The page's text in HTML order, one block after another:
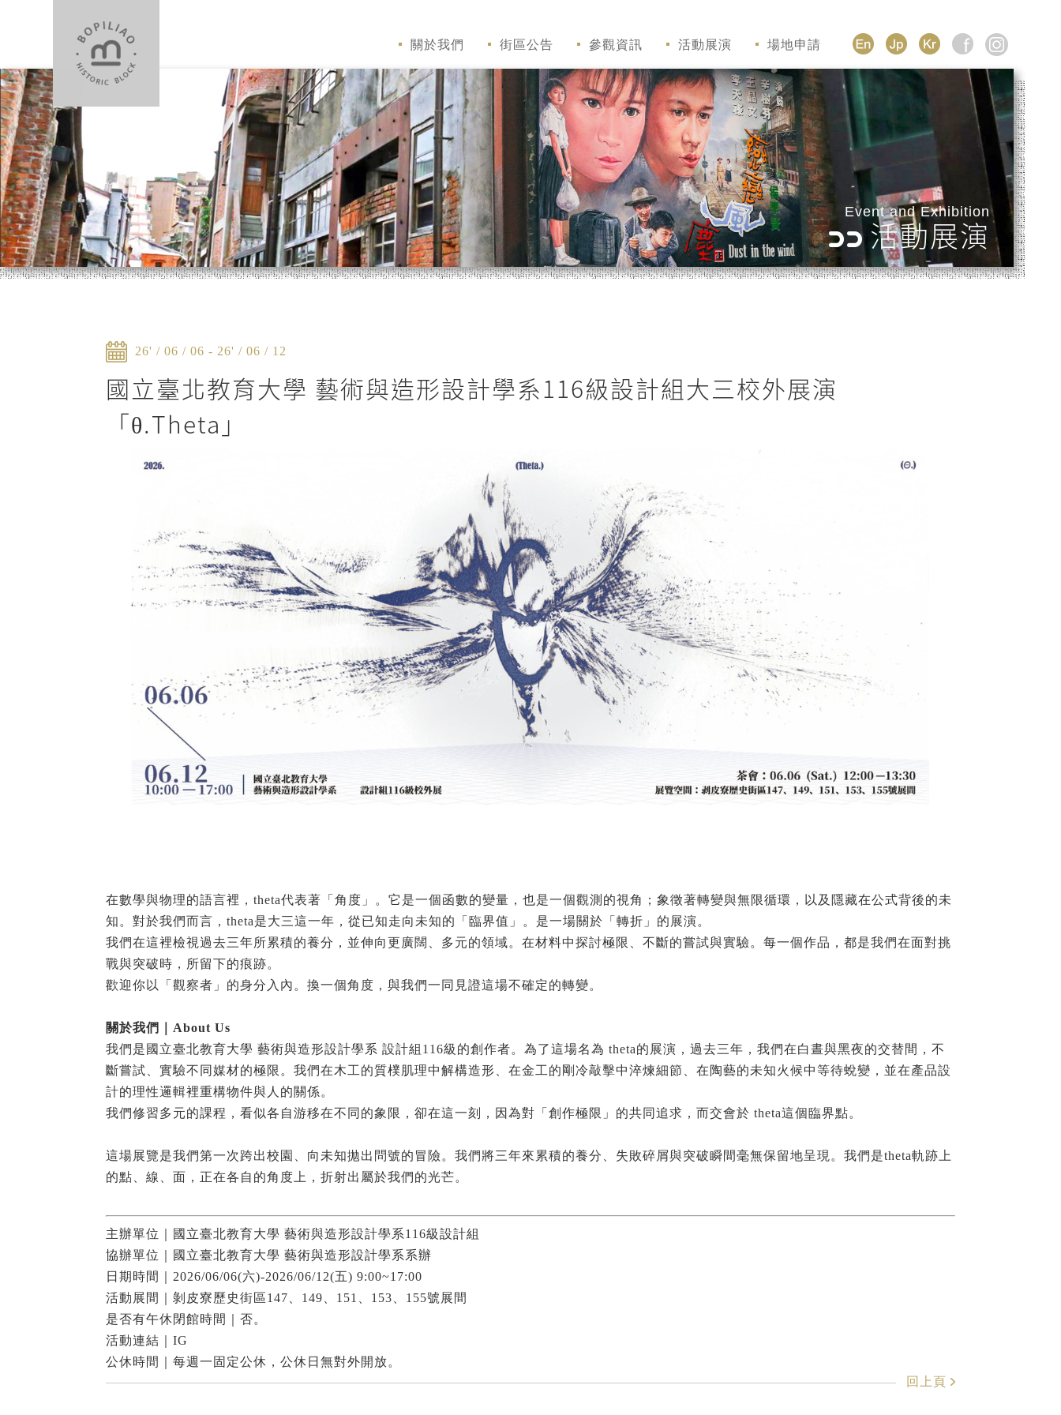
關於我們 街區公告 參觀資訊 活動展演 場地申請
Event and Exhibition
活動展演
26' / 06 / 06 - 26' / 06 / 12
國立臺北教育大學 藝術與造形設計學系116級設計組大三校外展演
「θ.Theta」
在數學與物理的語言裡，theta代表著「角度」。它是一個函數的變量，也是一個觀測的視角；象徵著轉變與無限循環，以及隱藏在公式背後的未
知。對於我們而言，theta是大三這一年，從已知走向未知的「臨界值」。是一場關於「轉折」的展演。
我們在這裡檢視過去三年所累積的養分，並伸向更廣闊、多元的領域。在材料中探討極限、不斷的嘗試與實驗。每一個作品，都是我們在面對挑
戰與突破時，所留下的痕跡。
歡迎你以「觀察者」的身分入內。換一個角度，與我們一同見證這場不確定的轉變。
關於我們｜About Us
我們是國立臺北教育大學 藝術與造形設計學系 設計組116級的創作者。為了這場名為 theta的展演，過去三年，我們在白晝與黑夜的交替間，不
斷嘗試、實驗不同媒材的極限。我們在木工的質樸肌理中解構造形、在金工的剛冷敲擊中淬煉細節、在陶藝的未知火候中等待蛻變，並在產品設
計的理性邏輯裡重構物件與人的關係。
我們修習多元的課程，看似各自游移在不同的象限，卻在這一刻，因為對「創作極限」的共同追求，而交會於 theta這個臨界點。
這場展覽是我們第一次跨出校園、向未知拋出問號的冒險。我們將三年來累積的養分、失敗碎屑與突破瞬間毫無保留地呈現。我們是theta軌跡上
的點、線、面，正在各自的角度上，折射出屬於我們的光芒。
主辦單位｜國立臺北教育大學 藝術與造形設計學系116級設計組
協辦單位｜國立臺北教育大學 藝術與造形設計學系系辦
日期時間｜2026/06/06(六)-2026/06/12(五) 9:00~17:00
活動展間｜剝皮寮歷史街區147、149、151、153、155號展間
是否有午休閉館時間｜否。
活動連結｜ IG
公休時間｜每週一固定公休，公休日無對外開放。
回上頁